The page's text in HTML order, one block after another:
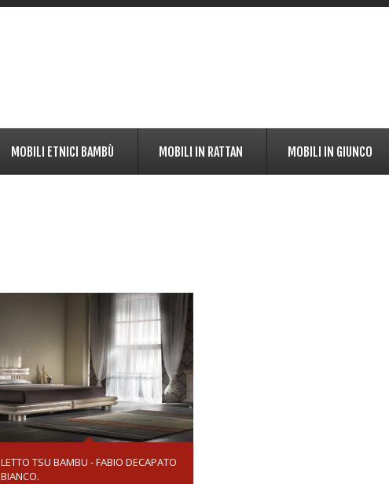
MOBILI ETNICI BAMBÙ MOBILI IN RATTAN MOBILI IN GIUNCO
LETTO TSU BAMBU - FABIO DECAPATO
BIANCO.